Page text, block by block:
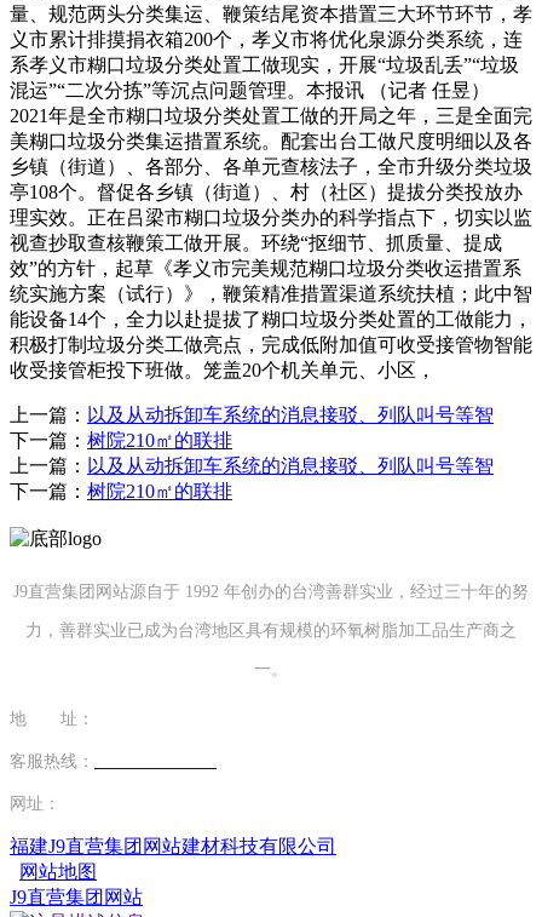
量、规范两头分类集运、鞭策结尾资本措置三大环节环节，孝
义市累计排摸捐衣箱200个，孝义市将优化泉源分类系统，连
系孝义市糊口垃圾分类处置工做现实，开展“垃圾乱丢”“垃圾
混运”“二次分拣”等沉点问题管理。本报讯 （记者 任昱）
2021年是全市糊口垃圾分类处置工做的开局之年，三是全面完
美糊口垃圾分类集运措置系统。配套出台工做尺度明细以及各
乡镇（街道）、各部分、各单元查核法子，全市升级分类垃圾
亭108个。督促各乡镇（街道）、村（社区）提拔分类投放办
理实效。正在吕梁市糊口垃圾分类办的科学指点下，切实以监
视查抄取查核鞭策工做开展。环绕“抠细节、抓质量、提成
效”的方针，起草《孝义市完美规范糊口垃圾分类收运措置系
统实施方案（试行）》，鞭策精准措置渠道系统扶植；此中智
能设备14个，全力以赴提拔了糊口垃圾分类处置的工做能力，
积极打制垃圾分类工做亮点，完成低附加值可收受接管物智能
收受接管柜投下班做。笼盖20个机关单元、小区，
上一篇： 以及从动拆卸车系统的消息接驳、列队叫号等智
下一篇： 树院210㎡的联排
上一篇： 以及从动拆卸车系统的消息接驳、列队叫号等智
下一篇： 树院210㎡的联排
J9直营集团网站源自于 1992 年创办的台湾善群实业，经过三十年的努
力，善群实业已成为台湾地区具有规模的环氧树脂加工品生产商之
一。
地 址：
客服热线：
网址：
福建J9直营集团网站建材科技有限公司
网站地图
J9直营集团网站